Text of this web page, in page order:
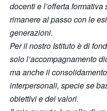
docenti e l’offerta
rimanere al passo con le
generazioni.
Per il nostro Istituto è di
solo l’accompagnamento
ma anche il
interpersonali, specie se
obiettivi e dei valori.